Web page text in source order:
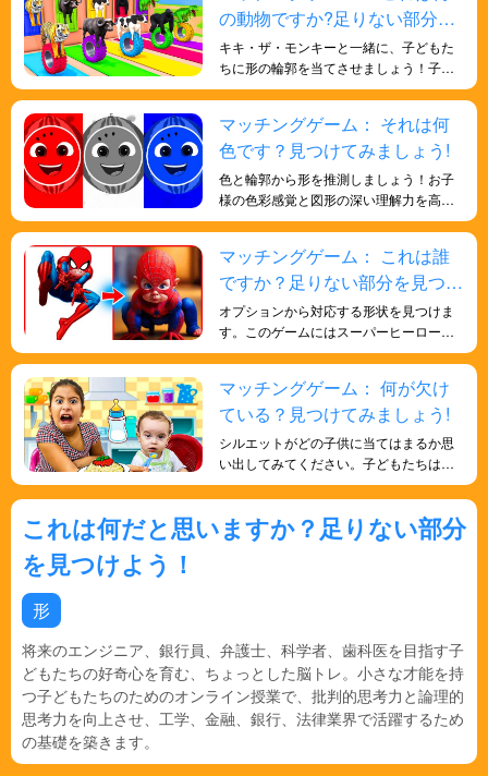
の動物ですか?足りない部分を
見つけよう！
キキ・ザ・モンキーと一緒に、子どもた
ちに形の輪郭を当てさせましょう！子ど
もたちの人生に関する一般的な知識と、
ちます。遊びを通して子どもたちに知識
を学ばせましょう。
マッチングゲーム： それは何
色です？見つけてみましょう!
色と輪郭から形を推測しましょう！お子
様の色彩感覚と図形の深い理解力を高め
るのに役立ちます。
マッチングゲーム： これは誰
ですか？足りない部分を見つけ
よう！
オプションから対応する形状を見つけま
す。このゲームにはスーパーヒーローの
要素が組み込まれており、楽しくエキサ
たちの知能を向上させます。
マッチングゲーム： 何が欠け
ている？見つけてみましょう!
シルエットがどの子供に当てはまるか思
い出してみてください。子どもたちはこ
のゲームを通して、記憶力という重要な
認知能力を育み、人生の様々な場面で役
立つでしょう。
これは何だと思いますか？足りない部分
を見つけよう！
形
将来のエンジニア、銀行員、弁護士、科学者、歯科医を目指す子
どもたちの好奇心を育む、ちょっとした脳トレ。小さな才能を持
つ子どもたちのためのオンライン授業で、批判的思考力と論理的
思考力を向上させ、工学、金融、銀行、法律業界で活躍するため
の基礎を築きます。